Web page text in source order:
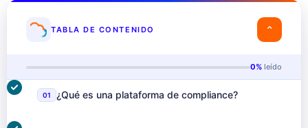
TABLA DE CONTENIDO ⌄
0% leído
01 ¿Qué es una plataforma de compliance?